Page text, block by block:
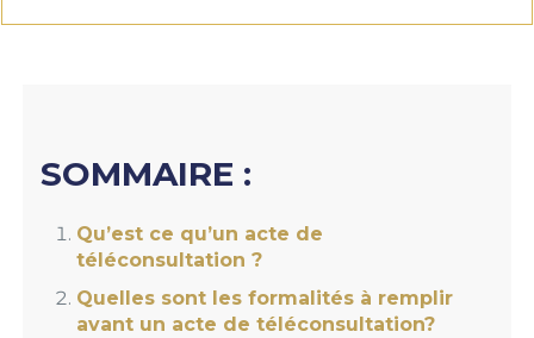
SOMMAIRE :
Qu’est ce qu’un acte de
téléconsultation ?
Quelles sont les formalités à remplir
avant un acte de téléconsultation?